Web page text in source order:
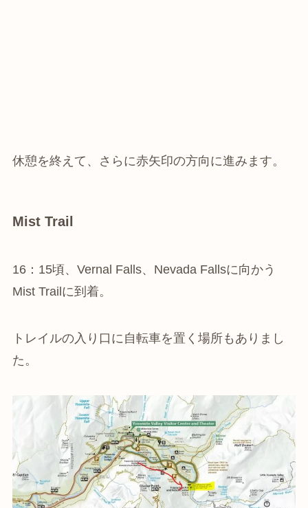
休憩を終えて、さらに赤矢印の方向に進みます。
Mist Trail
16：15頃、Vernal Falls、Nevada Fallsに向かう
Mist Trailに到着。
トレイルの入り口に自転車を置く場所もありまし
た。